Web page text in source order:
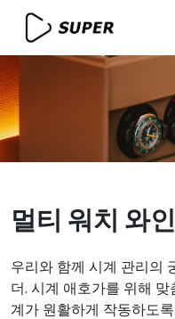
멀티 워치 와
우리와 함께 시계 관리의
더. 시계 애호가를 위해
계가 원활하게 작동하도